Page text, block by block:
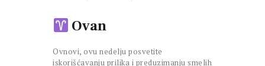
Ovan
Ovnovi, ovu nedelju posvetite
iskorišćavanju prilika i preduzimanju smelih